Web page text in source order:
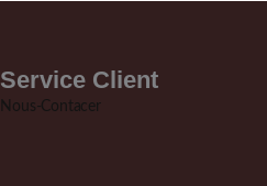
Service Client
Nous-Contacer